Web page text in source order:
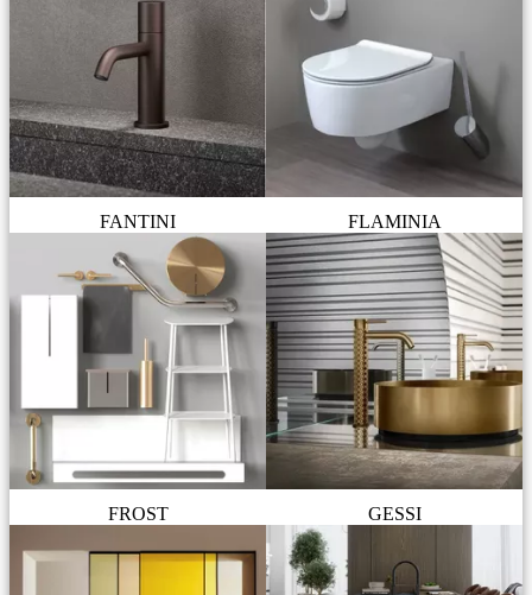
FANTINI FLAMINIA
FROST GESSI